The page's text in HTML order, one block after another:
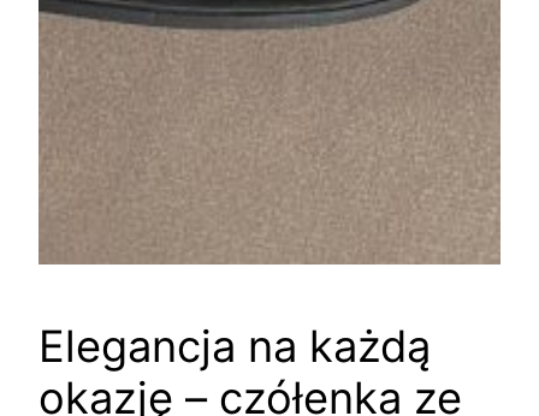
Elegancja na każdą
okazję – czółenka ze